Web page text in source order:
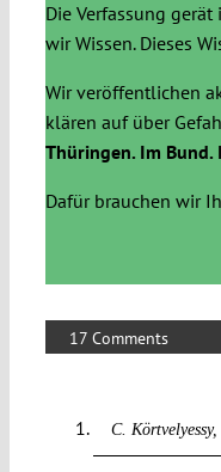
Die Verfassung
wir Wissen. Dieses
Wir veröffentlichen
klären auf über
Thüringen. Im Bund.
Dafür brauchen wir
17 Comments
C. Körtvelyessy